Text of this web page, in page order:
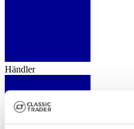
Händler